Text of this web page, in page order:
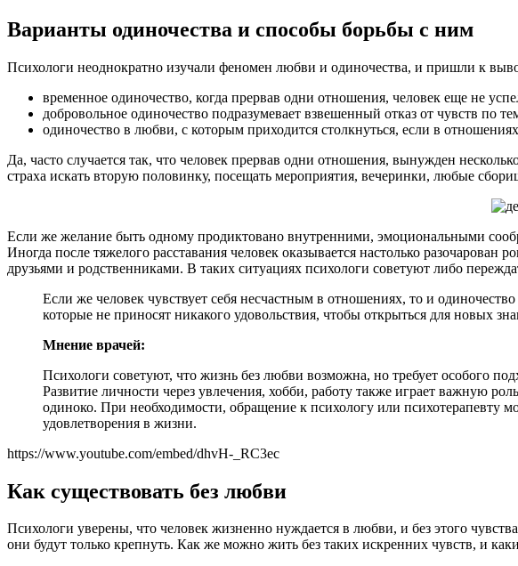
Варианты одиночества и способы борьбы с ним
Психологи неоднократно изучали феномен любви и одиночества, и пришли к
временное одиночество, когда прервав одни отношения, человек еще не
добровольное одиночество подразумевает взвешенный отказ от чувств по
одиночество в любви, с которым приходится столкнуться, если в
Да, часто случается так, что человек прервав одни отношения, вынужден
страха искать вторую половинку, посещать мероприятия, вечеринки, любые
Если же желание быть одному продиктовано внутренними, эмоциональными
Иногда после тяжелого расставания человек оказывается настолько
друзьями и родственниками. В таких ситуациях психологи советуют либо
Если же человек чувствует себя несчастным в отношениях, то и
которые не приносят никакого удовольствия, чтобы открыться для новых
Мнение врачей:
Психологи советуют, что жизнь без любви возможна, но требует особого
Развитие личности через увлечения, хобби, работу также играет важную
одиноко. При необходимости, обращение к психологу или психотерапевту
удовлетворения в жизни.
https://www.youtube.com/embed/dhvH-_RC3ec
Как существовать без любви
Психологи уверены, что человек жизненно нуждается в любви, и без этого
они будут только крепнуть. Как же можно жить без таких искренних чувств, и